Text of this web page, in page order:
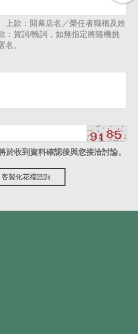
款：開幕店名／榮任者職稱及姓
賀詞/輓詞，如無指定將隨機挑
。
於收到資料確認後與您接洽討論。
客製化花禮諮詢